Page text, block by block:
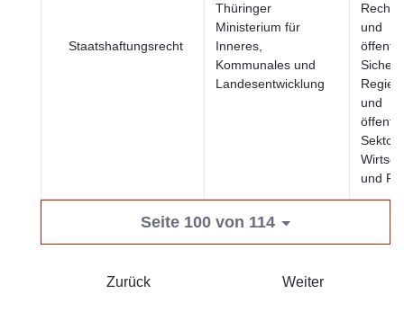
Staatshaftungsrecht
Thüringer
Ministerium für
Inneres,
Kommunales und
Landesentwicklung
und
und
Sektor,
und
Seite 100 von 114
Zurück Weiter